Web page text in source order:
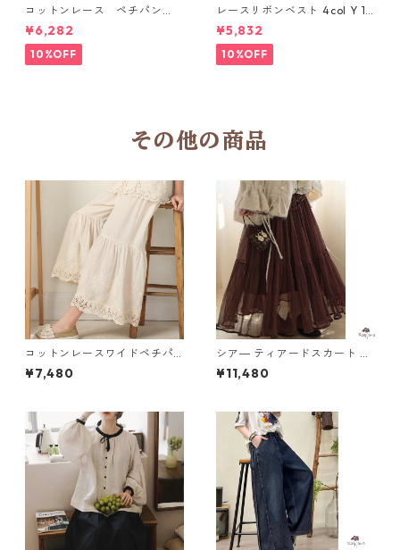
コットンレース ペチパン
ツ 6 colors R2020131
¥6,282
10%OFF
レースリボンベスト 4col Y 111
15
¥5,832
10%OFF
その他の商品
コットンレースワイドペチパ
ンツ 5 col R2020128
¥7,480
シア― ティアードスカート M
2col 250413
¥11,480